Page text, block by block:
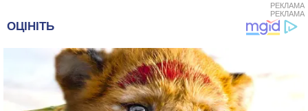
РЕКЛАМА
РЕКЛАМА